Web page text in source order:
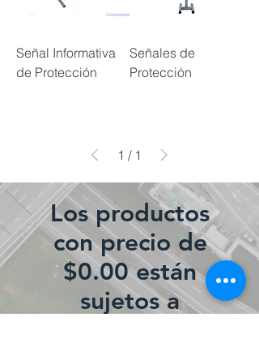
Señal Informativa
de Protección
Señales de
Protección
1 / 1
Los productos
con precio de
$0.00 están
sujetos a